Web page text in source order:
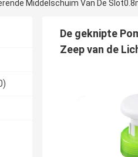
Middelschuim Van De
De geknipte
Zeep van de